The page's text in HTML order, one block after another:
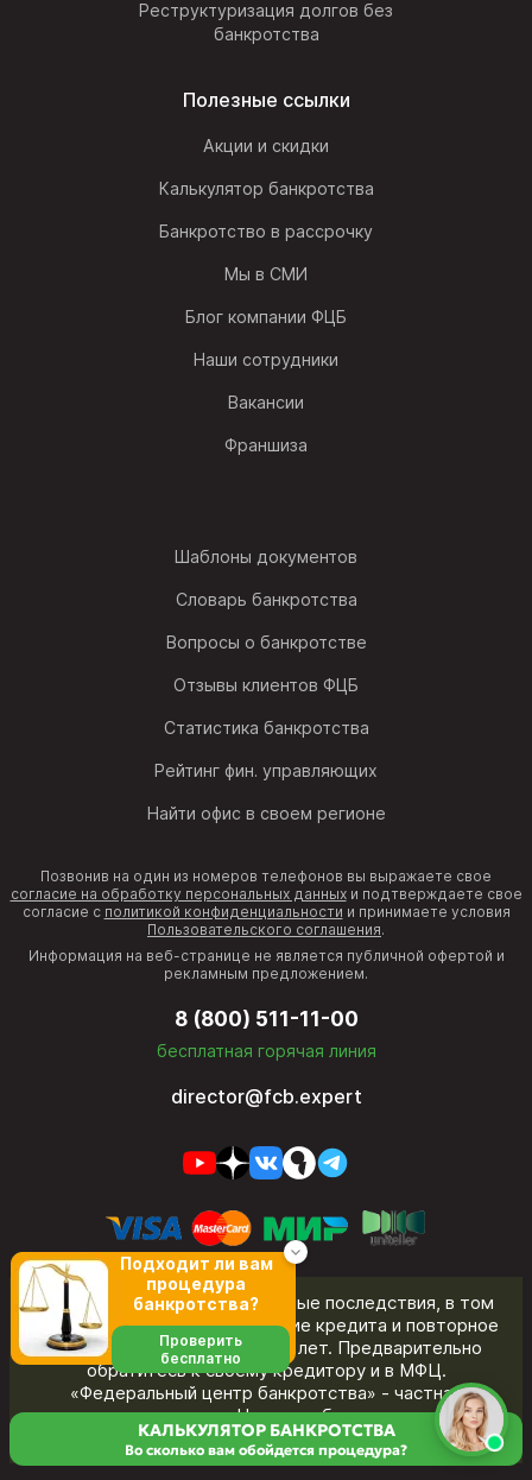
Реструктуризация долгов без
банкротства
Полезные ссылки
Акции и скидки
Калькулятор банкротства
Банкротство в рассрочку
Мы в СМИ
Блог компании ФЦБ
Наши сотрудники
Вакансии
Франшиза
Шаблоны документов
Словарь банкротства
Вопросы о банкротстве
Отзывы клиентов ФЦБ
Статистика банкротства
Рейтинг фин. управляющих
Найти офис в своем регионе
Позвонив на один из номеров телефонов вы выражаете свое
согласие на обработку персональных данныхи подтверждаете свое
согласие с политикой конфиденциальности и принимаете условия
Пользовательского соглашения.
Информация на веб-странице не является публичной офертой и
рекламным предложением.
8 (800) 511-11-00
бесплатная горячая линия
director@fcb.expert
Банкротство влечет негативные последствия, в том
числе ограничения на получение кредита и повторное
банкротство в течение пяти лет. Предварительно
обратитесь к своему кредитору и в МФЦ.
«Федеральный центр банкротства» - частная
юридическая компания. Название бренда не указывает
на принадлежность к органам государственной власти.
КАЛЬКУЛЯТОР БАНКРОТСТВА
Во сколько вам обойдется процедура?
Подходит ли вам
процедура
банкротства?
Проверить
бесплатно